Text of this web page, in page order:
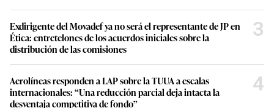
Exdirigente del Movadef ya no será el representante de JP en
Ética: entretelones de los acuerdos iniciales sobre la
distribución de las comisiones
3
Aerolíneas responden a LAP sobre la TUUA a escalas
internacionales: “Una reducción parcial deja intacta la
desventaja competitiva de fondo”
4